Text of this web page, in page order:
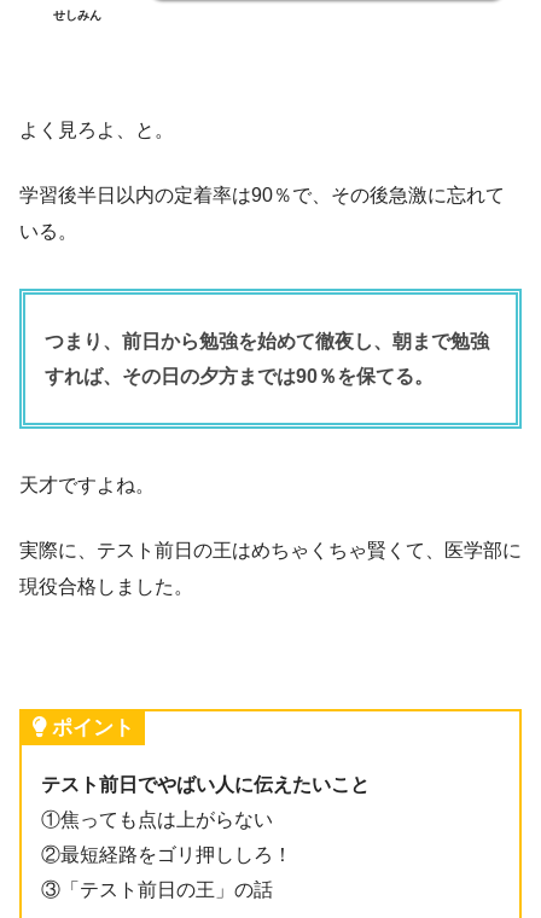
せしみん
よく見ろよ、と。
学習後半日以内の定着率は90％で、その後急激に忘れて
いる。
つまり、前日から勉強を始めて徹夜し、朝まで勉強
すれば、その日の夕方までは90％を保てる。
天才ですよね。
実際に、テスト前日の王はめちゃくちゃ賢くて、医学部に
現役合格しました。
ポイント
テスト前日でやばい人に伝えたいこと
①焦っても点は上がらない
②最短経路をゴリ押ししろ！
③「テスト前日の王」の話